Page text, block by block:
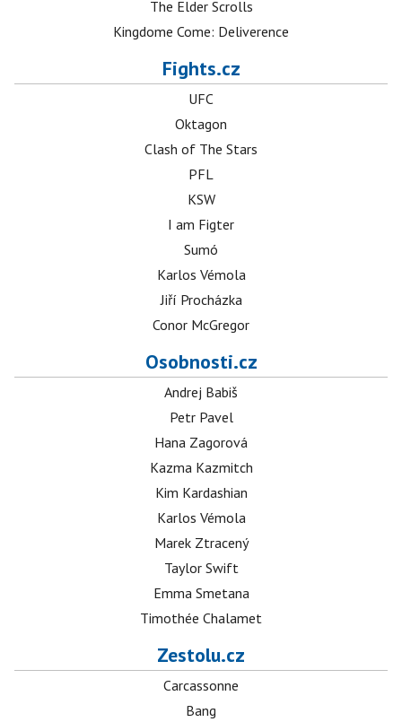
The Elder Scrolls
Kingdome Come: Deliverence
Fights.cz
UFC
Oktagon
Clash of The Stars
PFL
KSW
I am Figter
Sumó
Karlos Vémola
Jiří Procházka
Conor McGregor
Osobnosti.cz
Andrej Babiš
Petr Pavel
Hana Zagorová
Kazma Kazmitch
Kim Kardashian
Karlos Vémola
Marek Ztracený
Taylor Swift
Emma Smetana
Timothée Chalamet
Zestolu.cz
Carcassonne
Bang